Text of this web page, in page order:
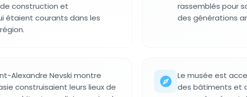
construction et
étaient courants dans les
rassemblés pour
des générations
Alexandre Nevski montre
construisaient leurs lieux de
Le musée est
des bâtiments et